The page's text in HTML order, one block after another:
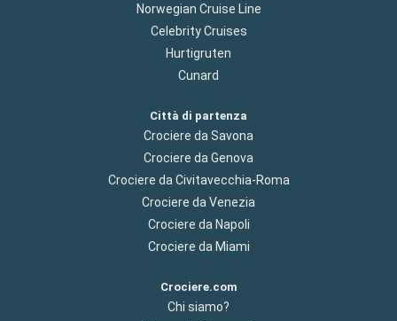
Norwegian Cruise Line
Celebrity Cruises
Hurtigruten
Cunard
Città di partenza
Crociere da Savona
Crociere da Genova
Crociere da Civitavecchia-Roma
Crociere da Venezia
Crociere da Napoli
Crociere da Miami
Crociere.com
Chi siamo?